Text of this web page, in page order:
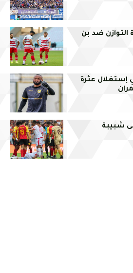
التوازن ضد بن
إستغلال عثرة
شبيبة